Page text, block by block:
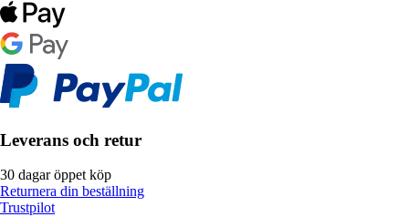
Leverans och retur
30 dagar öppet köp
Returnera din beställning
Trustpilot